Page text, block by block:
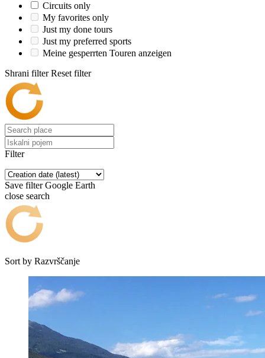
Circuits only
My favorites only
Just my done tours
Just my preferred sports
Meine gesperrten Touren anzeigen
Shrani filter Reset filter
Filter
Save filter Google Earth
close search
Sort by Razvrščanje